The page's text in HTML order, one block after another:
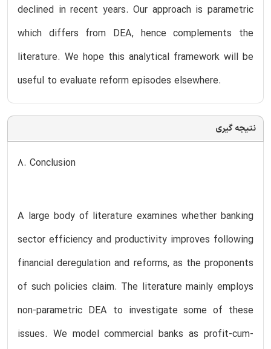
declined in recent years. Our approach is parametric
which differs from DEA, hence complements the
literature. We hope this analytical framework will be
useful to evaluate reform episodes elsewhere.
نتیجه گیری
8. Conclusion
A large body of literature examines whether banking
sector efficiency and productivity improves following
financial deregulation and reforms, as the proponents
of such policies claim. The literature mainly employs
non-parametric DEA to investigate some of these
issues. We model commercial banks as profit-cum-